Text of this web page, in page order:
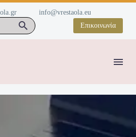
info@vrestaola.eu
Επικοινωνία